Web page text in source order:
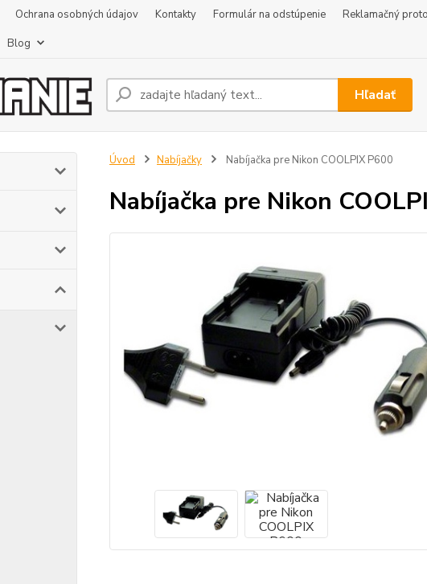
Ochrana osobných údajov Kontakty Formulár na odstúpenie
Reklamačný
Blog
Hľadať
Úvod Nabíjačky Nabíjačka pre Nikon COOLPIX P600
Nabíjačka pre Nikon